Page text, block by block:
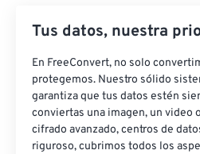
Tus datos, nuestra
En FreeConvert, no solo
protegemos. Nuestro sólido
garantiza que tus datos estén
conviertas una imagen, un video
cifrado avanzado, centros de
riguroso, cubrimos todos los